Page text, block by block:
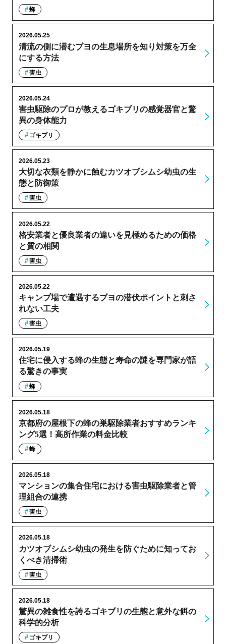
蜂
清流の側に潜むブヨの生息場所を知り対策を万全
にする方法
2026.05.25
害虫
害虫駆除のプロが教えるゴキブリの感覚器官と驚
異の身体能力
2026.05.24
ゴキブリ
大切な衣類を静かに蝕むカツオブシムシ幼虫の生
態と防御策
2026.05.23
害虫
格安業者と優良業者の違いを見極めるための価格
と質の相関
2026.05.22
害虫
キャンプ場で遭遇するブヨの潜伏ポイントと刺さ
れない工夫
2026.05.22
害虫
住宅に侵入する蜂の生態と寿命の謎を専門家が語
る驚きの事実
2026.05.19
蜂
京都府の屋根下の蜂の巣駆除業者おすすめランキ
ング5選！高所作業の料金比較
2026.05.18
蜂
マンションの集合住宅における害虫駆除業者と管
理組合の連携
2026.05.18
害虫
カツオブシムシ幼虫の発生を防ぐために知ってお
くべき清掃術
2026.05.18
害虫
驚異の雑食性を誇るゴキブリの生態と意外な餌の
科学的分析
2026.05.18
ゴキブリ